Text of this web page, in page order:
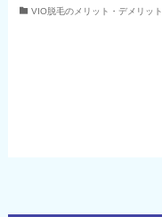
VIO脱毛のメリット・デメリット